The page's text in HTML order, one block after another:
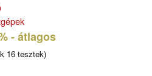
- átlagos
16 tesztek)